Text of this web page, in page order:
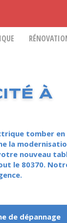
À
tomber
la
nouveau
le 80370.
de dépannage